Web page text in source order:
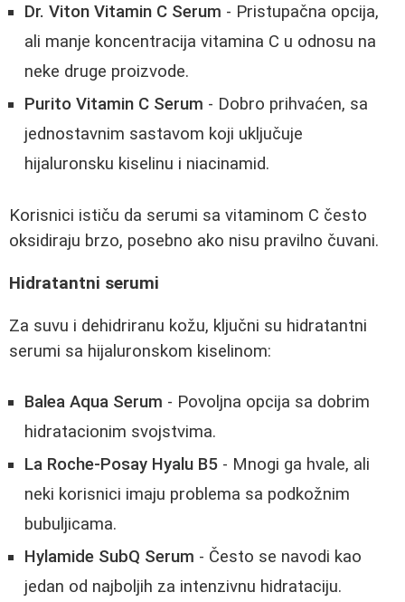
Dr. Viton Vitamin C Serum - Pristupačna opcija,
ali manje koncentracija vitamina C u odnosu na
neke druge proizvode.
Purito Vitamin C Serum - Dobro prihvaćen, sa
jednostavnim sastavom koji uključuje
hijaluronsku kiselinu i niacinamid.
Korisnici ističu da serumi sa vitaminom C često
oksidiraju brzo, posebno ako nisu pravilno čuvani.
Hidratantni serumi
Za suvu i dehidriranu kožu, ključni su hidratantni
serumi sa hijaluronskom kiselinom:
Balea Aqua Serum - Povoljna opcija sa dobrim
hidratacionim svojstvima.
La Roche-Posay Hyalu B5 - Mnogi ga hvale, ali
neki korisnici imaju problema sa podkožnim
bubuljicama.
Hylamide SubQ Serum - Često se navodi kao
jedan od najboljih za intenzivnu hidrataciju.